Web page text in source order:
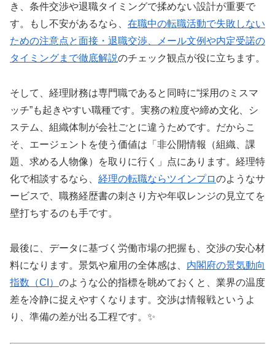
き、条件交渉や退職タイミングで揉めない設計が重要で
す。もし不安があるなら、 在職中の転職活動で失敗しない
ための注意点と面接・退職交渉、メール文例や内定受諾の
タイミングまで徹底解説のチェック観点が役に立ちます。
そして、経理財務は専門職であると同時に“採用のミスマ
ッチ”も起きやすい職種です。実務の粒度や締め文化、シ
ステム、組織体制が会社ごとに違うためです。だからこ
そ、エージェントを使う価値は「非公開情報（組織、課
題、求める人物像）を取りに行く」点にあります。経理特
化で相談するなら、 経理の転職ならツインプロのようなサ
ービスで、職務経歴書の刺さり方や年収レンジの見立てを
壁打ちするのも手です。
最後に、データに基づく労働市場の把握も、交渉の安心材
料になります。景気や雇用の全体感は、 内閣府の景気動向
指数（CI） のような公的指標を眺めておくと、業界の温度
差を冷静に捉えやすくなります。交渉は情報戦というよ
り、準備の差が出る工程です。✨